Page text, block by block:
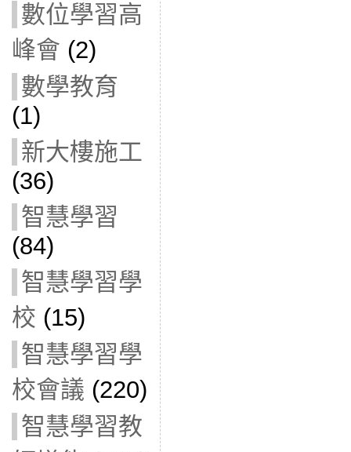
數位學習高
峰會 (2)
數學教育
(1)
新大樓施工
(36)
智慧學習
(84)
智慧學習學
校 (15)
智慧學習學
校會議 (220)
智慧學習教